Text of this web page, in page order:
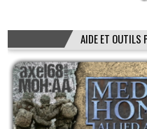
AIDE ET OUTILS